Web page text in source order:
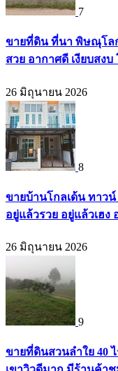
7
ขายที่ดิน ที่นา พิษณุโลก
สวย อากาศดี เงียบสงบ
26 มิถุนายน 2026
8
ขายบ้านโกลเด้น ทาว
อยู่แล้วรวย อยู่แล้วเฮง
26 มิถุนายน 2026
9
ขายที่ดินสวนลำใย 40